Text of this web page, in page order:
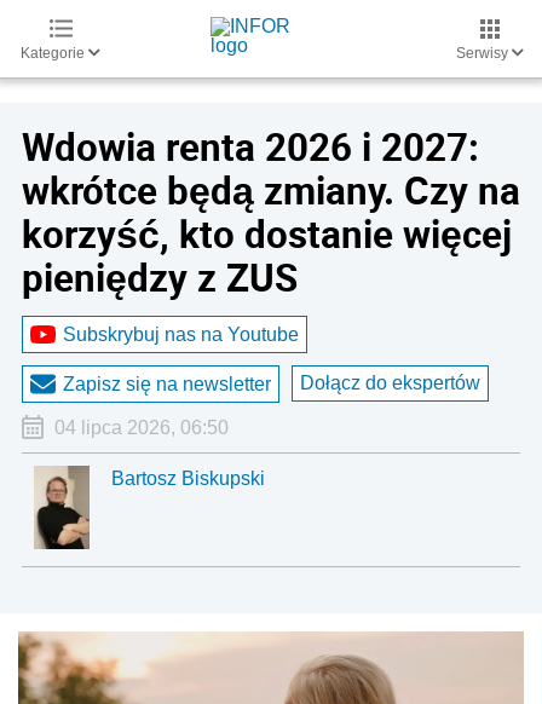
Kategorie Serwisy
Wdowia renta 2026 i 2027:
wkrótce będą zmiany. Czy na
korzyść, kto dostanie więcej
pieniędzy z ZUS
Subskrybuj nas na Youtube
Zapisz się na newsletter Dołącz do ekspertów
04 lipca 2026, 06:50
Bartosz Biskupski